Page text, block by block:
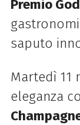
Premio
saputo
Martedì 11
eleganza